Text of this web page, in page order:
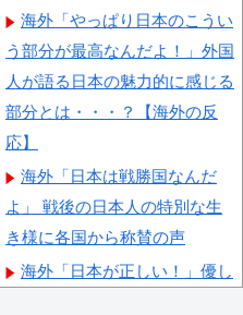
海外「やっぱり日本のこうい
う部分が最高なんだよ！」外国
人が語る日本の魅力的に感じる
部分とは・・・？【海外の反
応】
海外「日本は戦勝国なんだ
よ」 戦後の日本人の特別な生
き様に各国から称賛の声
海外「日本が正しい！」優し